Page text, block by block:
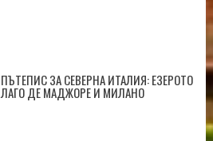
ПЪТЕПИС ЗА СЕВЕРНА ИТАЛИЯ: ЕЗЕРОТО
ЛАГО ДЕ МАДЖОРЕ И МИЛАНО